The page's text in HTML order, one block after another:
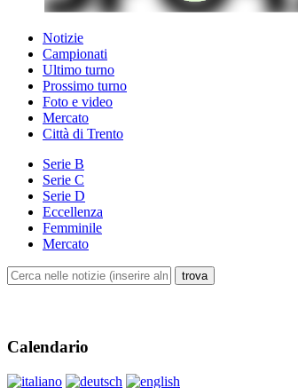
Notizie
Campionati
Ultimo turno
Prossimo turno
Foto e video
Mercato
Città di Trento
Serie B
Serie C
Serie D
Eccellenza
Femminile
Mercato
Calendario